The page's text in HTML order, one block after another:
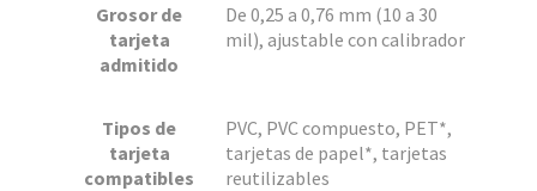
Grosor de
tarjeta
admitido
De 0,25 a 0,76 mm (10 a 30
mil), ajustable con calibrador
Tipos de
tarjeta
compatibles
PVC, PVC compuesto, PET*,
tarjetas de papel*, tarjetas
reutilizables